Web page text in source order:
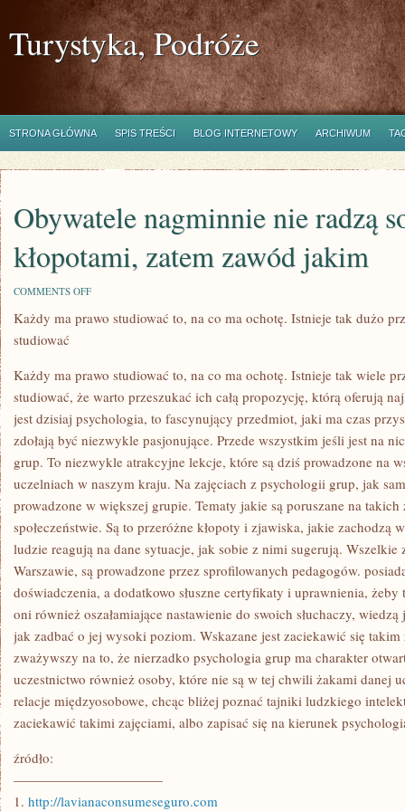
Turystyka, Podróże
STRONA GŁÓWNA SPIS TREŚCI BLOG INTERNETOWY ARCHIWUM
Obywatele nagminnie nie radzą
kłopotami, zatem zawód jakim
COMMENTS OFFON
NAGMINNIE
ZE
KŁOPOTAMI,
ZATEM
ZAWÓD
JAKIM
Każdy ma prawo studiować to, na co ma ochotę. Istnieje tak dużo
studiować
Każdy ma prawo studiować to, na co ma ochotę. Istnieje tak wiele
studiować, że warto przeszukać ich całą propozycję, którą oferują
jest dzisiaj psychologia, to fascynujący przedmiot, jaki ma czas
zdołają być niezwykle pasjonujące. Przede wszystkim jeśli jest na
grup. To niezwykle atrakcyjne lekcje, które są dziś prowadzone na
uczelniach w naszym kraju. Na zajęciach z psychologii grup, jak
prowadzone w większej grupie. Tematy jakie są poruszane na
społeczeństwie. Są to przeróżne kłopoty i zjawiska, jakie zachodzą
ludzie reagują na dane sytuacje, jak sobie z nimi sugerują. Wszelkie
Warszawie, są prowadzone przez sprofilowanych pedagogów.
doświadczenia, a dodatkowo słuszne certyfikaty i uprawnienia,
oni również oszałamiające nastawienie do swoich słuchaczy,
jak zadbać o jej wysoki poziom. Wskazane jest zaciekawić się
zważywszy na to, że nierzadko psychologia grup ma charakter
uczestnictwo również osoby, które nie są w tej chwili żakami danej
relacje międzyosobowe, chcąc bliżej poznać tajniki ludzkiego
zaciekawić takimi zajęciami, albo zapisać się na kierunek
źródło:
———————————
1. http://lavianaconsumeseguro.com